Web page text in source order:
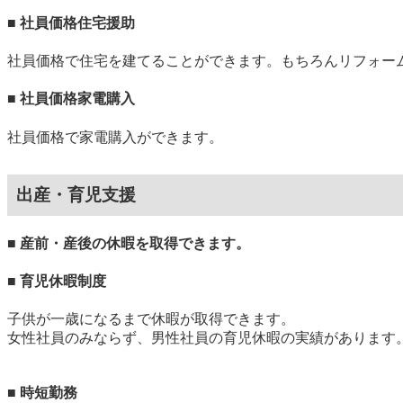
■ 社員価格住宅援助
社員価格で住宅を建てることができます。もちろんリフォー
■ 社員価格家電購入
社員価格で家電購入ができます。
出産・育児支援
■ 産前・産後の休暇を取得できます。
■ 育児休暇制度
子供が一歳になるまで休暇が取得できます。
女性社員のみならず、男性社員の育児休暇の実績があります。
■ 時短勤務